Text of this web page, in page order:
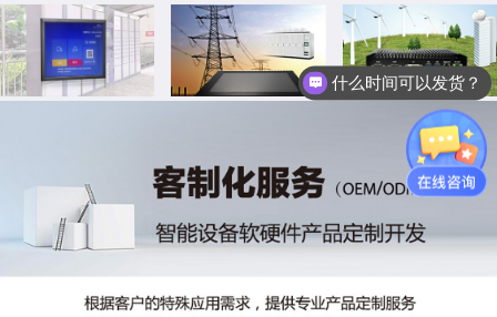
什么时间可以发货？